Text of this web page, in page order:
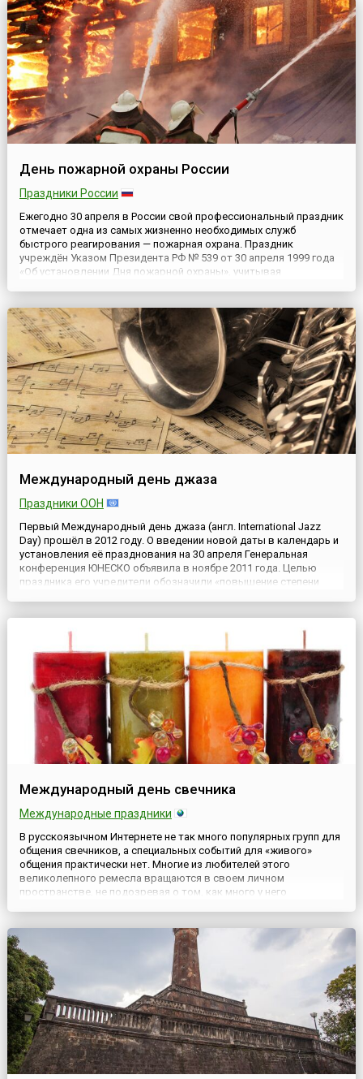
инициативой учреждения такого Дня выступила Ассоциация
коренных нар...
День пожарной охраны России
Праздники России
Ежегодно 30 апреля в России свой профессиональный праздник
отмечает одна из самых жизненно необходимых служб
быстрого реагирования — пожарная охрана. Праздник
учреждён Указом Президента РФ № 539 от 30 апреля 1999 года
«Об установлении Дня пожарной охраны», учитывая
России ...
Международный день джаза
Праздники ООН
Первый Международный день джаза (англ. International Jazz
Day) прошёл в 2012 году. О введении новой даты в календарь и
установления её празднования на 30 апреля Генеральная
конференция ЮНЕСКО объявила в ноябре 2011 года. Целью
праздника его учредители обозначили «повышение степени
Международный день свечника
Международные праздники
В русскоязычном Интернете не так много популярных групп для
общения свечников, а специальных событий для «живого»
общения практически нет. Многие из любителей этого
великолепного ремесла вращаются в своем личном
пространстве, не подозревая о том, как много у него